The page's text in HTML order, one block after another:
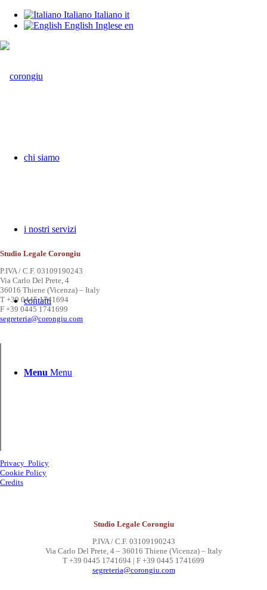
Italiano Italiano it
English Inglese en
chi siamo
i nostri servizi
contatti
Menu Menu
Studio Legale Corongiu
P.IVA / C.F. 03109190243
Via Carlo Del Prete, 4
36016 Thiene (Vicenza) – Italy
T +39 0445 1741694
F +39 0445 1741699
segreteria@corongiu.com
Privacy Policy
Cookie Policy
Credits
Studio Legale Corongiu
P.IVA / C.F. 03109190243
Via Carlo Del Prete, 4 – 36016 Thiene (Vicenza) – Italy
T +39 0445 1741694 | F +39 0445 1741699
segreteria@corongiu.com